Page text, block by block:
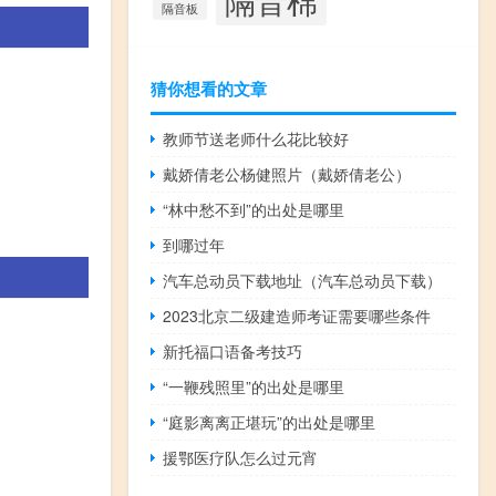
隔音板
猜你想看的文章
教师节送老师什么花比较好
戴娇倩老公杨健照片（戴娇倩老公）
“林中愁不到”的出处是哪里
到哪过年
汽车总动员下载地址（汽车总动员下载）
2023北京二级建造师考证需要哪些条件
新托福口语备考技巧
“一鞭残照里”的出处是哪里
“庭影离离正堪玩”的出处是哪里
援鄂医疗队怎么过元宵